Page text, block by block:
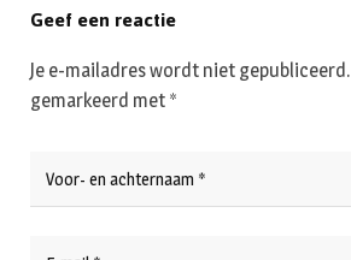
Geef een reactie
Je e-mailadres wordt niet gepubliceerd.
gemarkeerd met *